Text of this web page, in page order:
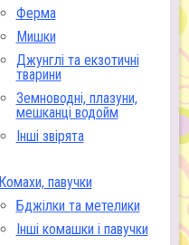
Ферма
Мишки
Джунглі та екзотичні
тварини
Земноводні, плазуни,
мешканці водойм
Інші звірята
Комахи, павучки
Бджілки та метелики
Інші комашки і павучки